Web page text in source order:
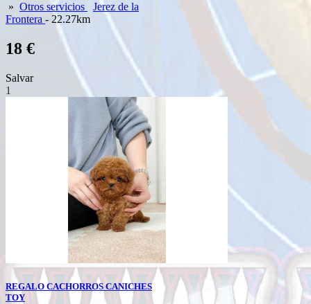
» Otros servicios
Jerez de la
Frontera - 22.27km
18 €
Salvar
1
REGALO CACHORROS CANICHES
TOY